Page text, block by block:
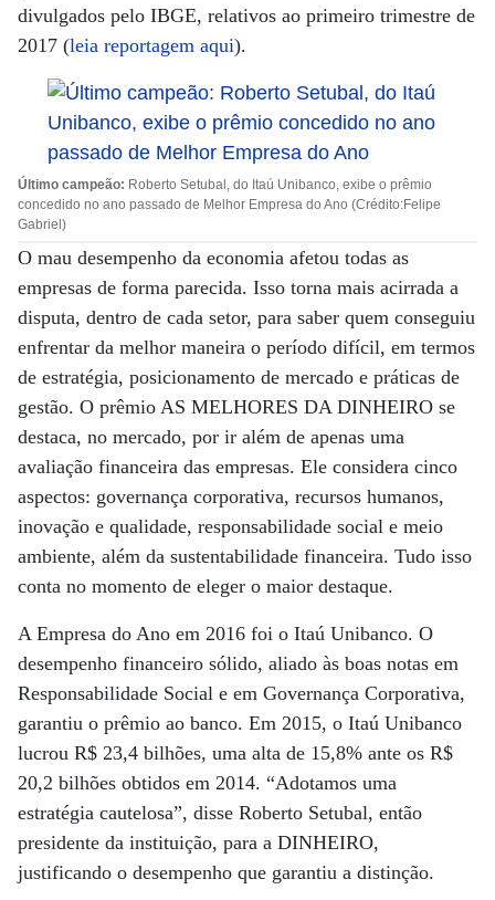
divulgados pelo IBGE, relativos ao primeiro trimestre de
2017 (leia reportagem aqui).
Último campeão: Roberto Setubal, do Itaú Unibanco, exibe o prêmio
concedido no ano passado de Melhor Empresa do Ano (Crédito:Felipe
Gabriel)
O mau desempenho da economia afetou todas as
empresas de forma parecida. Isso torna mais acirrada a
disputa, dentro de cada setor, para saber quem conseguiu
enfrentar da melhor maneira o período difícil, em termos
de estratégia, posicionamento de mercado e práticas de
gestão. O prêmio AS MELHORES DA DINHEIRO se
destaca, no mercado, por ir além de apenas uma
avaliação financeira das empresas. Ele considera cinco
aspectos: governança corporativa, recursos humanos,
inovação e qualidade, responsabilidade social e meio
ambiente, além da sustentabilidade financeira. Tudo isso
conta no momento de eleger o maior destaque.
A Empresa do Ano em 2016 foi o Itaú Unibanco. O
desempenho financeiro sólido, aliado às boas notas em
Responsabilidade Social e em Governança Corporativa,
garantiu o prêmio ao banco. Em 2015, o Itaú Unibanco
lucrou R$ 23,4 bilhões, uma alta de 15,8% ante os R$
20,2 bilhões obtidos em 2014. “Adotamos uma
estratégia cautelosa”, disse Roberto Setubal, então
presidente da instituição, para a DINHEIRO,
justificando o desempenho que garantiu a distinção.